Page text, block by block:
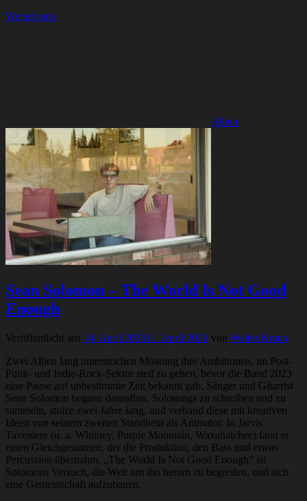
Weiterlesen
Alben
Sean Solomon – The World Is Not Good
Enough
Veröffentlicht am 14. April 202611. April 2026 von Walter Kraus
Zwei Alben lang unterstrichen Moaning ihre Ambitionen, im Post-
Punk- und Indie-Rock-Sektor steil zu gehen, bevor die Band 2023
eine Pause auf unbestimmte Zeit bekannt gab. Sänger und Gitarrist
Sean Solomon begann daraufhin, Solosongs zu schreiben und zu
sammeln, stolze zwei Jahre lang, und verband diese mit kreativen
Ideen von seinem zweiten Standbein als Animator. In Jarvis
Taveniere (u. a. Whitney, Purple Mountain, Waxahatchee) fand er
einen Gleichgesinnten, der die Produktion, den Bass und etwas
Percussion übernahm. „The World Is Not Good Enough“ ist
Solomons Versuch, die Welt um ihn herum zu begreifen, und sich
eine Gemeinschaft aufzubauen.